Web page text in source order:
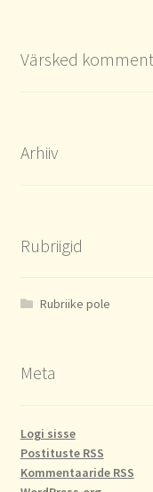
Värsked
Arhiiv
Rubriigid
Rubriike pole
Meta
Logi sisse
Postituste RSS
Kommentaaride RSS